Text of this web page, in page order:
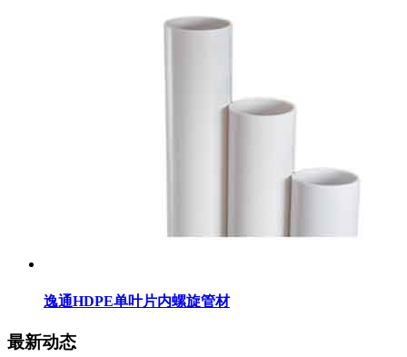
逸通HDPE单叶片内螺旋管材
最新动态